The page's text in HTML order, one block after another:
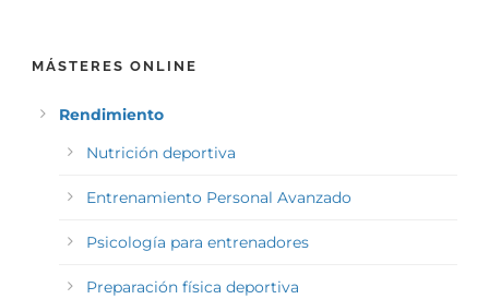
MÁSTERES ONLINE
Rendimiento
Nutrición deportiva
Entrenamiento Personal Avanzado
Psicología para entrenadores
Preparación física deportiva